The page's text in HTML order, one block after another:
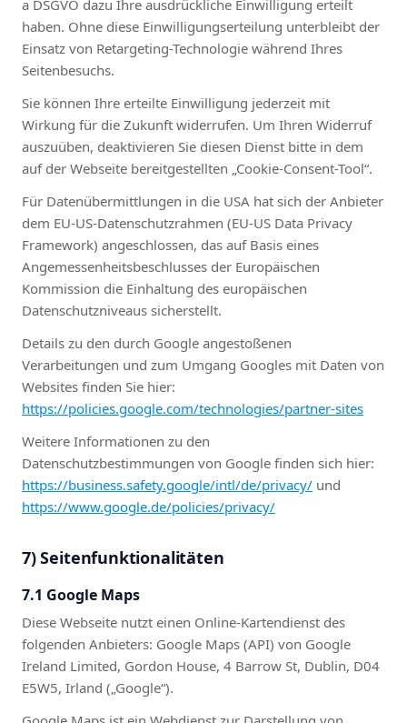
a DSGVO dazu Ihre ausdrückliche Einwilligung erteilt
haben. Ohne diese Einwilligungserteilung unterbleibt der
Einsatz von Retargeting-Technologie während Ihres
Seitenbesuchs.
Sie können Ihre erteilte Einwilligung jederzeit mit
Wirkung für die Zukunft widerrufen. Um Ihren Widerruf
auszuüben, deaktivieren Sie diesen Dienst bitte in dem
auf der Webseite bereitgestellten „Cookie-Consent-Tool“.
Für Datenübermittlungen in die USA hat sich der Anbieter
dem EU-US-Datenschutzrahmen (EU-US Data Privacy
Framework) angeschlossen, das auf Basis eines
Angemessenheitsbeschlusses der Europäischen
Kommission die Einhaltung des europäischen
Datenschutzniveaus sicherstellt.
Details zu den durch Google angestoßenen
Verarbeitungen und zum Umgang Googles mit Daten von
Websites finden Sie hier:
https://policies.google.com/technologies/partner-sites
Weitere Informationen zu den
Datenschutzbestimmungen von Google finden sich hier:
https://business.safety.google/intl/de/privacy/ und
https://www.google.de/policies/privacy/
7) Seitenfunktionalitäten
7.1 Google Maps
Diese Webseite nutzt einen Online-Kartendienst des
folgenden Anbieters: Google Maps (API) von Google
Ireland Limited, Gordon House, 4 Barrow St, Dublin, D04
E5W5, Irland („Google“).